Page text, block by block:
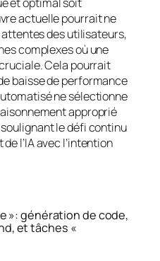
actuelle pourrait ne
des utilisateurs,
complexes où une
Cela pourrait
baisse de performance
ne sélectionne
approprié
le défi continu
l’IA avec l’intention
»: génération de code,
, et tâches «